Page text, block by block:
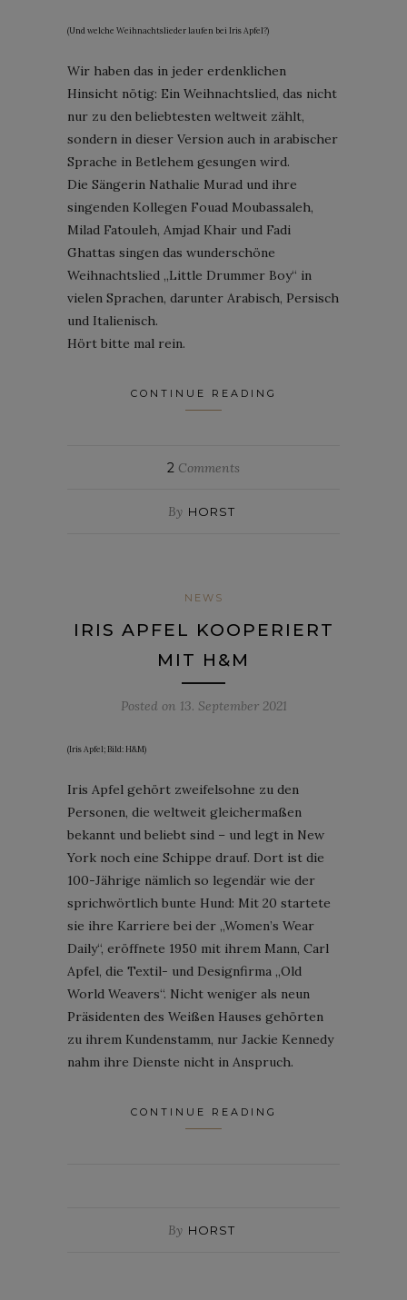
(Und welche Weihnachtslieder laufen bei Iris Apfel?)
Wir haben das in jeder erdenklichen
Hinsicht nötig: Ein Weihnachtslied, das nicht
nur zu den beliebtesten weltweit zählt,
sondern in dieser Version auch in arabischer
Sprache in Betlehem gesungen wird.
Die Sängerin Nathalie Murad und ihre
singenden Kollegen Fouad Moubassaleh,
Milad Fatouleh, Amjad Khair und Fadi
Ghattas singen das wunderschöne
Weihnachtslied „Little Drummer Boy“ in
vielen Sprachen, darunter Arabisch, Persisch
und Italienisch.
Hört bitte mal rein.
CONTINUE READING
2 Comments
By HORST
NEWS
IRIS APFEL KOOPERIERT
MIT H&M
Posted on 13. September 2021
(Iris Apfel; Bild: H&M)
Iris Apfel gehört zweifelsohne zu den
Personen, die weltweit gleichermaßen
bekannt und beliebt sind – und legt in New
York noch eine Schippe drauf. Dort ist die
100-Jährige nämlich so legendär wie der
sprichwörtlich bunte Hund: Mit 20 startete
sie ihre Karriere bei der „Women’s Wear
Daily“, eröffnete 1950 mit ihrem Mann, Carl
Apfel, die Textil- und Designfirma „Old
World Weavers“. Nicht weniger als neun
Präsidenten des Weißen Hauses gehörten
zu ihrem Kundenstamm, nur Jackie Kennedy
nahm ihre Dienste nicht in Anspruch.
CONTINUE READING
By HORST